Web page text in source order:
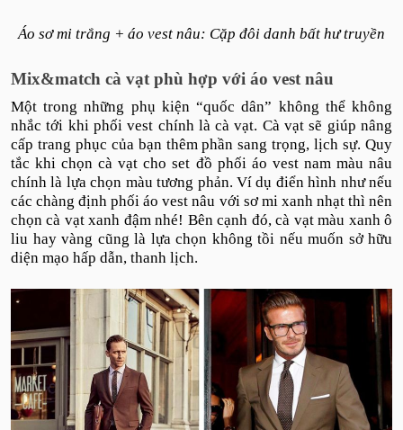
Áo sơ mi trắng + áo vest nâu: Cặp đôi danh bất hư truyền
Mix&match cà vạt phù hợp với áo vest nâu
Một trong những phụ kiện “quốc dân” không thể không
nhắc tới khi phối vest chính là cà vạt. Cà vạt sẽ giúp nâng
cấp trang phục của bạn thêm phần sang trọng, lịch sự. Quy
tắc khi chọn cà vạt cho set đồ phối áo vest nam màu nâu
chính là lựa chọn màu tương phản. Ví dụ điển hình như nếu
các chàng định phối áo vest nâu với sơ mi xanh nhạt thì nên
chọn cà vạt xanh đậm nhé! Bên cạnh đó, cà vạt màu xanh ô
liu hay vàng cũng là lựa chọn không tồi nếu muốn sở hữu
diện mạo hấp dẫn, thanh lịch.